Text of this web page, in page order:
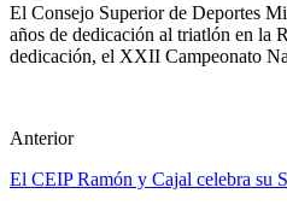
El Consejo Superior de Deportes
años de dedicación al triatlón en la
dedicación, el XXII Campeonato
Anterior
El CEIP Ramón y Cajal celebra su